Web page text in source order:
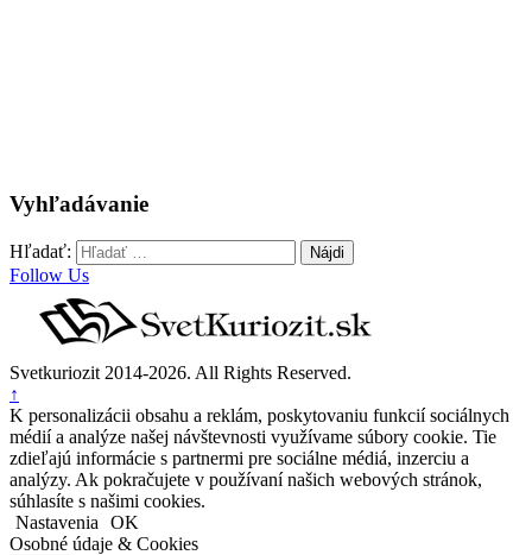
Vyhľadávanie
Hľadať:
Follow Us
Svetkuriozit 2014-2026. All Rights Reserved.
↑
K personalizácii obsahu a reklám, poskytovaniu funkcií sociálnych
médií a analýze našej návštevnosti využívame súbory cookie. Tie
zdieľajú informácie s partnermi pre sociálne médiá, inzerciu a
analýzy. Ak pokračujete v používaní našich webových stránok,
súhlasíte s našimi cookies.
Nastavenia
OK
Osobné údaje & Cookies